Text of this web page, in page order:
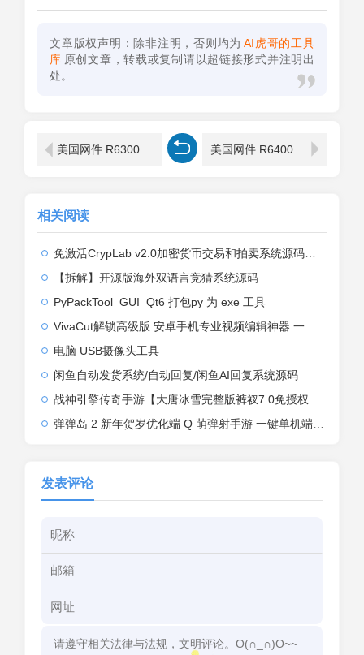
文章版权声明：除非注明，否则均为 AI虎哥的工具
库 原创文章，转载或复制请以超链接形式并注明出
处。
美国网件 R6300 无线路由器上网设置操作流程 美国网件 R6400 无线路由器无法进入路由器界面解决方法
相关阅读
免激活CrypLab v2.0加密货币交易和拍卖系统源码，前台新增中文后台全部汉化
【拆解】开源版海外双语言竞猜系统源码
PyPackTool_GUI_Qt6 打包py 为 exe 工具
VivaCut解锁高级版 安卓手机专业视频编辑神器 一键式AI加持
电脑 USB摄像头工具
闲鱼自动发货系统/自动回复/闲鱼AI回复系统源码
战神引擎传奇手游【大唐冰雪完整版裤衩7.0免授权】2026整理特色服务端+寒冬之城+万象古城+天威大陆+大唐盛世【站长亲测】
弹弹岛 2 新年贺岁优化端 Q 萌弹射手游 一键单机端 + Linux 手工端 + GM 后台 + 安卓 iOS 双端带教程
发表评论